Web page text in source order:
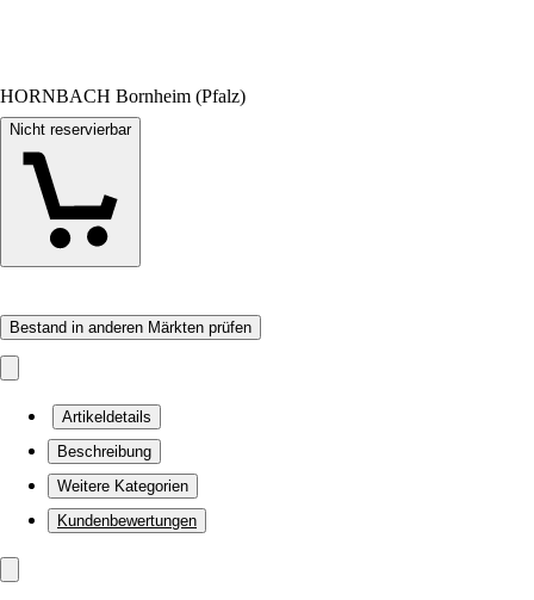
HORNBACH Bornheim (Pfalz)
Nicht reservierbar
Bestand in anderen Märkten prüfen
Artikeldetails
Beschreibung
Weitere Kategorien
Kundenbewertungen